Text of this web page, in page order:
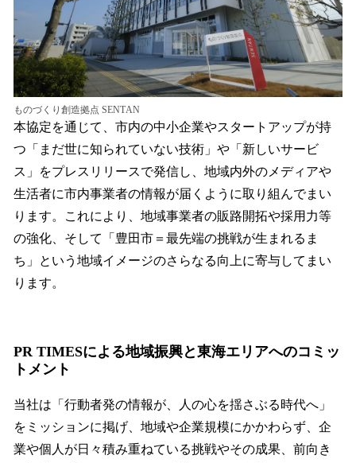
ものづくり創造拠点 SENTAN
本協定を通じて、市内の中小企業やスタートアップが持
つ「まだ世に知られていない技術」や「新しいサービ
ス」をプレスリリースで発信し、地域内外のメディアや
生活者に市内事業者の情報が届くように取り組んでまい
ります。これにより、地域事業者の販路開拓や採用力等
の強化、そして「豊田市＝最先端の挑戦が生まれるま
ち」という地域イメージのさらなる向上に寄与してまい
ります。
PR TIMESによる地域振興と東海エリアへのコミッ
トメント
当社は「行動者発の情報が、人の心を揺さぶる時代へ」
をミッションに掲げ、地域や企業規模にかかわらず、企
業や個人が日々積み重ねている挑戦やその成果、前向き